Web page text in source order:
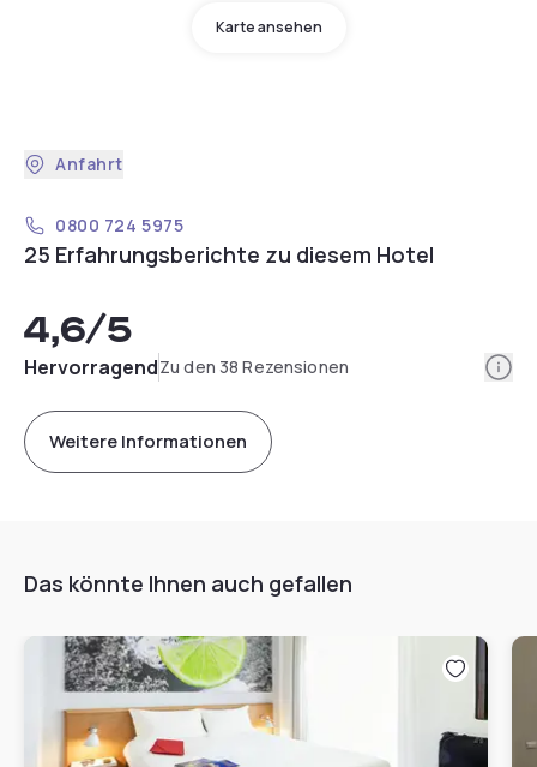
Karte ansehen
Anfahrt
0800 724 5975
25 Erfahrungsberichte zu diesem Hotel
4,6/5
HervorragendZu den 38 Rezensionen
Weitere Informationen
Das könnte Ihnen auch gefallen